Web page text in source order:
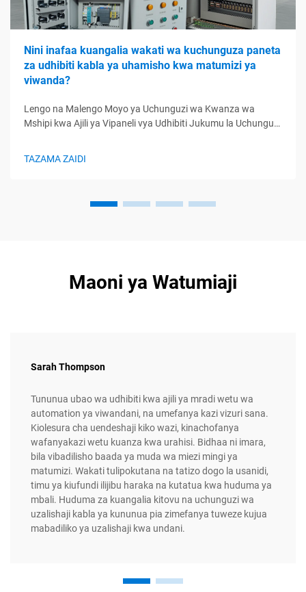
Nini inafaa kuangalia wakati wa kuchunguza paneta
za udhibiti kabla ya uhamisho kwa matumizi ya
viwanda?
Lengo na Malengo Moyo ya Uchunguzi wa Kwanza wa
Mshipi kwa Ajili ya Vipaneli vya Udhibiti Jukumu la Uchunguzi
TAZAMA ZAIDI
Maoni ya Watumiaji
Sarah Thompson
Tununua ubao wa udhibiti kwa ajili ya mradi wetu wa
automation ya viwandani, na umefanya kazi vizuri sana.
Kiolesura cha uendeshaji kiko wazi, kinachofanya
wafanyakazi wetu kuanza kwa urahisi. Bidhaa ni imara,
bila vibadilisho baada ya muda wa miezi mingi ya
matumizi. Wakati tulipokutana na tatizo dogo la usanidi,
timu ya kiufundi ilijibu haraka na kutatua kwa huduma ya
mbali. Huduma za kuangalia kitovu na uchunguzi wa
uzalishaji kabla ya kununua pia zimefanya tuweze kujua
mabadiliko ya uzalishaji kwa undani.